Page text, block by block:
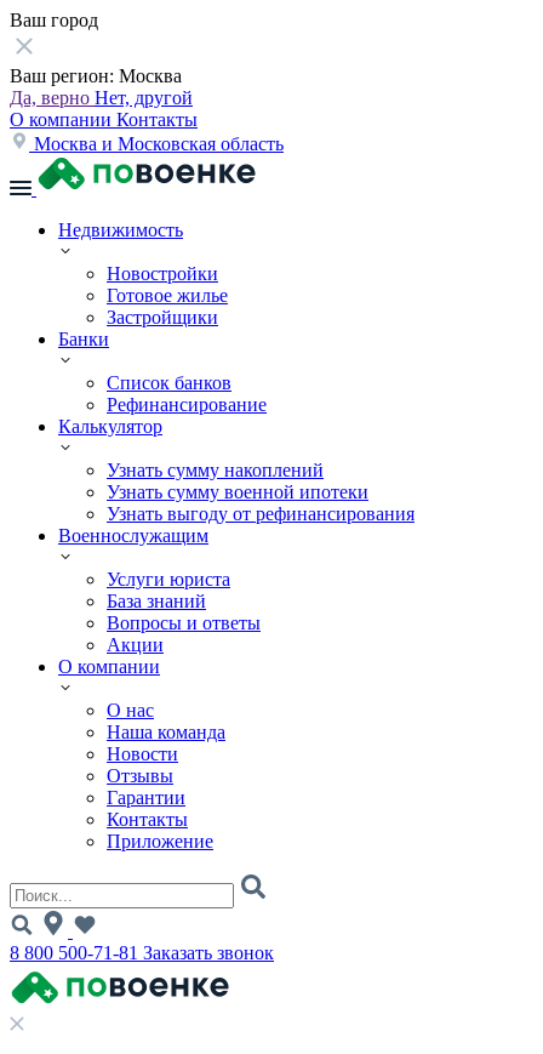
Ваш город
Ваш регион: Москва
Да, верно Нет, другой
О компании Контакты
Москва и Московская область
Недвижимость
Новостройки
Готовое жилье
Застройщики
Банки
Список банков
Рефинансирование
Калькулятор
Узнать сумму накоплений
Узнать сумму военной ипотеки
Узнать выгоду от рефинансирования
Военнослужащим
Услуги юриста
База знаний
Вопросы и ответы
Акции
О компании
О нас
Наша команда
Новости
Отзывы
Гарантии
Контакты
Приложение
8 800 500-71-81 Заказать звонок